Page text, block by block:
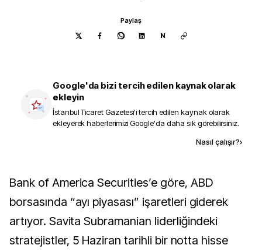
Paylaş
N
Google'da bizi tercih edilen kaynak olarak
ekleyin
İstanbul Ticaret Gazetesi'i tercih edilen kaynak olarak
ekleyerek haberlerimizi Google'da daha sık görebilirsiniz.
Nasıl çalışır?›
Bank of America Securities’e göre, ABD
borsasında “ayı piyasası” işaretleri giderek
artıyor. Savita Subramanian liderliğindeki
stratejistler, 5 Haziran tarihli bir notta hisse